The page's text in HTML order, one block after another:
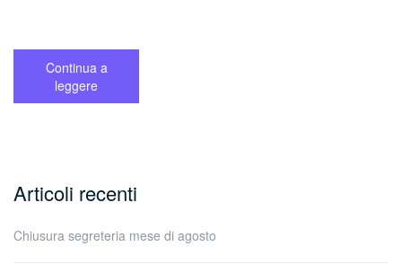
Continua a
leggere
Articoli recenti
Chiusura segreteria mese di agosto